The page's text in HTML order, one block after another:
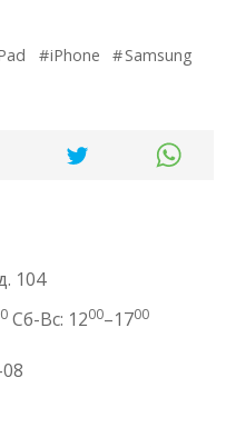
iPhone
Samsung
104
Сб-Вс: 1200–1700